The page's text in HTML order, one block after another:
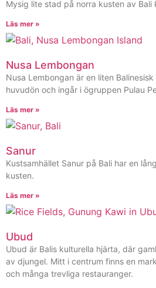
Mysig lite stad på norra kusten av Bali
Läs mer »
Nusa Lembongan
Nusa Lembongan är en liten
huvudön och ingår i ögruppen Pulau
Läs mer »
Sanur
Kustsamhället Sanur på Bali har en
kusten.
Läs mer »
Ubud
Ubud är Balis kulturella hjärta, där
av djungel. Mitt i centrum finns en
och många trevliga restauranger.